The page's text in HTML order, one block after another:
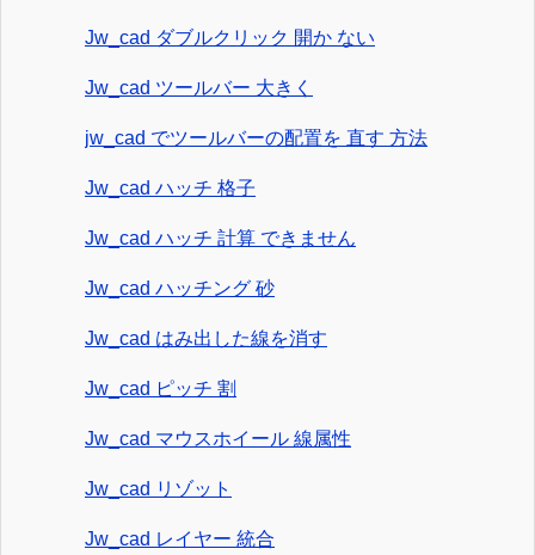
Jw_cad ダブルクリック 開か ない
Jw_cad ツールバー 大きく
jw_cad でツールバーの配置を 直す 方法
Jw_cad ハッチ 格子
Jw_cad ハッチ 計算 できません
Jw_cad ハッチング 砂
Jw_cad はみ出した線を消す
Jw_cad ピッチ 割
Jw_cad マウスホイール 線属性
Jw_cad リゾット
Jw_cad レイヤー 統合